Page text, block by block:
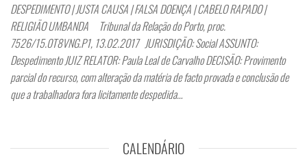
DESPEDIMENTO | JUSTA CAUSA | FALSA DOENÇA | CABELO RAPADO |
RELIGIÃO UMBANDA Tribunal da Relação do Porto, proc.
7526/15.0T8VNG.P1, 13.02.2017 JURISDIÇÃO: Social ASSUNTO:
Despedimento JUIZ RELATOR: Paula Leal de Carvalho DECISÃO: Provimento
parcial do recurso, com alteração da matéria de facto provada e conclusão de
que a trabalhadora fora licitamente despedida…
CALENDÁRIO